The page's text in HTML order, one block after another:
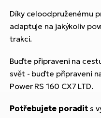
Díky celoodpruženému
adaptuje na jakýkoliv
trakci.
Buďte připraveni na
svět - buďte připraveni
Power RS 160 CX7 LTD.
Potřebujete poradit s